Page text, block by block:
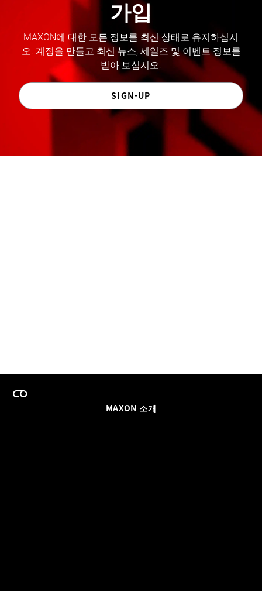
가입
MAXON에 대한 모든 정보를 최신 상태로 유지하십시
오. 계정을 만들고 최신 뉴스, 세일즈 및 이벤트 정보를
받아 보십시오.
SIGN-UP
MAXON 소개